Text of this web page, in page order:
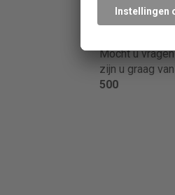
Heeft u een
veelgestelde
Mocht u
zijn u graag
500